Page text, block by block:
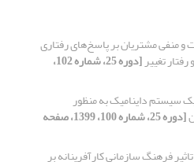
و منفی مشتریان بر پاسخ‌های رفتاری
تغییر [دوره 25، شماره 102،
سیستم داینامیک به منظور
[دوره 25، شماره 100، 1399، صفحه
فرهنگ سازمانی کارآفرینانه بر